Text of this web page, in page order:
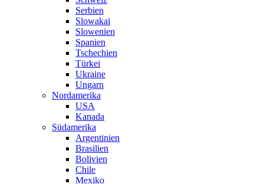
Serbien
Slowakai
Slowenien
Spanien
Tschechien
Türkei
Ukraine
Ungarn
Nordamerika
USA
Kanada
Südamerika
Argentinien
Brasilien
Bolivien
Chile
Mexiko